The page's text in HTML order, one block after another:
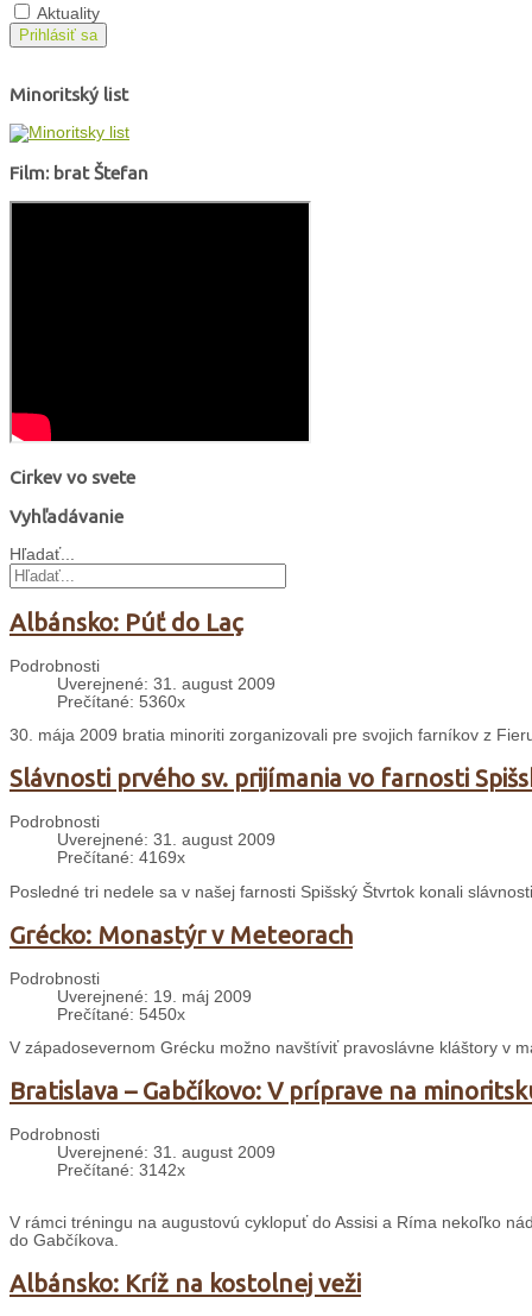
Aktuality
Prihlásiť sa
Minoritský list
Film: brat Štefan
Cirkev vo svete
Vyhľadávanie
Hľadať...
Albánsko: Púť do Laç
Podrobnosti
Uverejnené: 31. august 2009
Prečítané: 5360x
30. mája 2009 bratia minoriti zorganizovali pre svojich farníkov z
Slávnosti prvého sv. prijímania vo farnosti
Podrobnosti
Uverejnené: 31. august 2009
Prečítané: 4169x
Posledné tri nedele sa v našej farnosti Spišský Štvrtok konali
Grécko: Monastýr v Meteorach
Podrobnosti
Uverejnené: 19. máj 2009
Prečítané: 5450x
V západosevernom Grécku možno navštíviť pravoslávne kláštory v
Bratislava – Gabčíkovo: V príprave na
Podrobnosti
Uverejnené: 31. august 2009
Prečítané: 3142x
V rámci tréningu na augustovú cyklopuť do Assisi a Ríma nekoľko
do Gabčíkova.
Albánsko: Kríž na kostolnej veži